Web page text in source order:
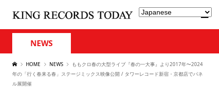
NEWS
HOME NEWS
ももクロ春の大型ライブ『春の一大事』より2017年〜2024
年の「行く春来る春」ステージミックス映像公開 / タワーレコード新宿・京都店でパネ
ル展開催